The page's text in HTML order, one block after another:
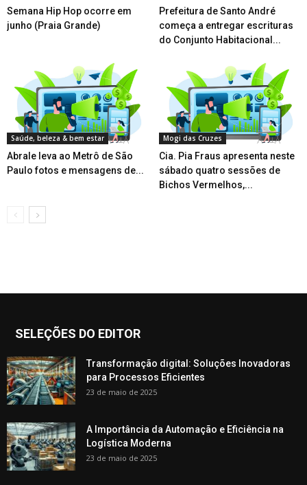
Semana Hip Hop ocorre em
junho (Praia Grande)
Prefeitura de Santo André
começa a entregar escrituras
do Conjunto Habitacional...
Saúde, beleza & bem estar
Abrale leva ao Metrô de São
Paulo fotos e mensagens de...
Mogi das Cruzes
Cia. Pia Fraus apresenta neste
sábado quatro sessões de
Bichos Vermelhos,...
SELEÇÕES DO EDITOR
Transformação digital: Soluções Inovadoras
para Processos Eficientes
23 de maio de 2025
A Importância da Automação e Eficiência na
Logística Moderna
23 de maio de 2025